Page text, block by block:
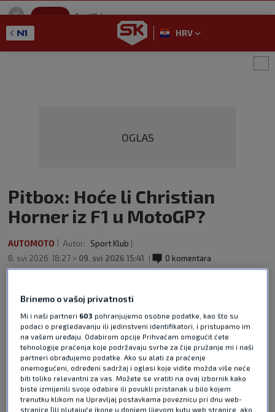
SportKlub
GET - On the Google Play
HRV
OGLAS
Pitbox: Hoće li Christian
Horner iz F1 u MotoGP?
AUTOMOTO Autor: Sport Klub
8. svi 2026 18:27 > 09. svi 2026 15:41 0 komentara
našem studiju po običaju su se sastali Darin
Janković i Tomislav Bešenić. Prokomentirali su
prošlotjednu utrku u Španjolskoj, najavili su
nadolazeću u Francuskoj te su se dotaknuli i
spekulacija o Christianu Horneru. Bivši vođa Red
Bulla u Formuli 1 navodno bi se mogao preseliti u
drugi automoto sport. Pročitaj više
Brinemo o vašoj privatnosti
Mi i naši partneri 603 pohranjujemo osobne podatke, kao što su
podaci o pregledavanju ili jedinstveni identifikatori, i pristupamo im
na vašem uređaju. Odabirom opcije Prihvaćam omogućit ćete
tehnologije praćenja koje podržavaju svrhe za čije pružanje mi i naši
partneri obrađujemo podatke. Ako su alati za praćenje
onemogućeni, određeni sadržaj i oglasi koje vidite možda više neće
biti toliko relevantni za vas. Možete se vratiti na ovaj izbornik kako
biste izmijenili svoje odabire ili povukli pristanak u bilo kojem
trenutku klikom na Upravljaj postavkama poveznicu pri dnu web-
stranice [ili plutajuće ikone u donjem lijevom kutu web stranice, ako